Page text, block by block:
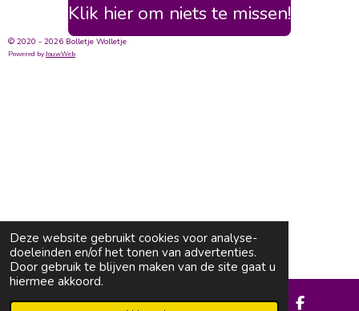
Deze website gebruikt cookies voor analyse-
doeleinden en/of het tonen van advertenties.
Door gebruik te blijven maken van de site gaat u
hiermee akkoord.
Klik hier om niets te missen!
© 2020 - 2026 Bolletje Wolletje
Powered byJouwWeb